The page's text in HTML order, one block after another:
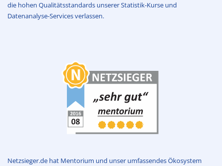
die hohen Qualitätsstandards unserer Statistik-Kurse und
Datenanalyse-Services verlassen.
Netzsieger.de hat Mentorium und unser umfassendes Ökosystem